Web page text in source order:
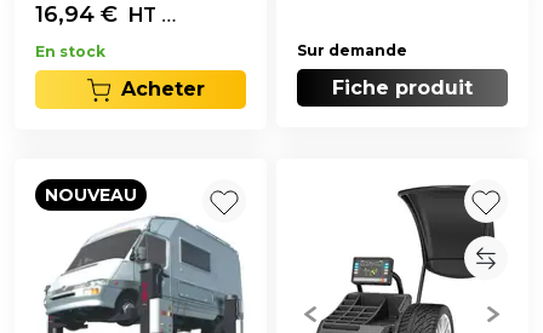
16,94 € HT Les 100
En stock
Acheter
Sur demande
Fiche produit
NOUVEAU